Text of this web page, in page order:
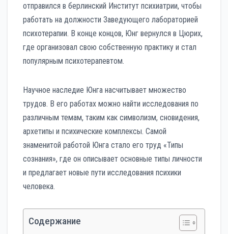
отправился в берлинский Институт психиатрии, чтобы
работать на должности Заведующего лабораторией
психотерапии. В конце концов, Юнг вернулся в Цюрих,
где организовал свою собственную практику и стал
популярным психотерапевтом.
Научное наследие Юнга насчитывает множество
трудов. В его работах можно найти исследования по
различным темам, таким как символизм, сновидения,
архетипы и психические комплексы. Самой
знаменитой работой Юнга стало его труд «Типы
сознания», где он описывает основные типы личности
и предлагает новые пути исследования психики
человека.
Содержание